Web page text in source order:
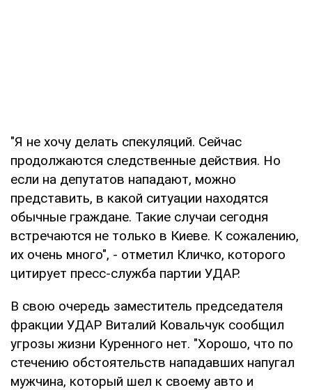
"Я не хочу делать спекуляций. Сейчас
продолжаются следственные действия. Но
если на депутатов нападают, можно
представить, в какой ситуации находятся
обычные граждане. Такие случаи сегодня
встречаются не только в Киеве. К сожалению,
их очень много", - отметил Кличко, которого
цитирует пресс-служба партии УДАР.
В свою очередь заместитель председателя
фракции УДАР Виталий Ковальчук сообщил
угрозы жизни Куренного нет. "Хорошо, что по
стечению обстоятельств нападавших напугал
мужчина, который шел к своему авто и